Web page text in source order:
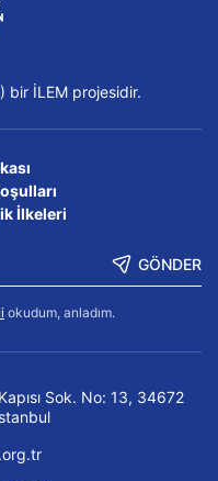
bir İLEM projesidir.
İlkeleri
GÖNDER
okudum, anladım.
Sok. No: 13, 34672